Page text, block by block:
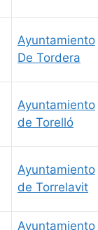
Ayuntamiento
De Tordera
Ayuntamiento
de Torelló
Ayuntamiento
de Torrelavit
Ayuntamiento